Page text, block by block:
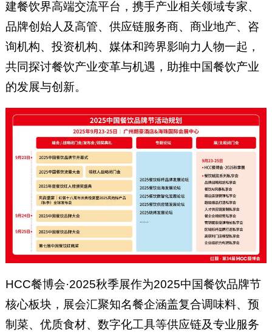
建餐饮界高端交流平台，携手产业相关领域专家、
品牌创始人及高管、供应链服务商、商业地产、咨
询机构、投资机构、媒体和跨界影响力人物一起，
共同探讨餐饮产业变革与机遇，助推中国餐饮产业
的发展与创新。
HCC餐博会·2025秋季展作为2025中国餐饮品牌节
核心板块，展会汇聚知名餐企涵盖复合调味料、预
制菜、优质食材、数字化工具等供应链及专业服务